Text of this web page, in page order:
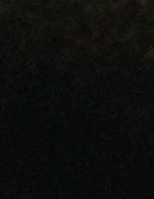
ponovo dobija priliku
ligi FBiH. Povratak
ozbiljnog pristupa i
Čapljina se vraća na
može biti ponosan na